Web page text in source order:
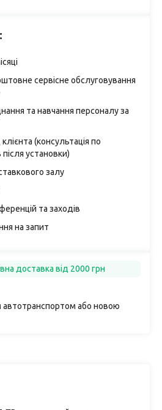
сервісне обслуговування
та навчання персоналу за
(консультація по
установки)
залу
та заходів
на запит
або новою
доставка від 2000 грн